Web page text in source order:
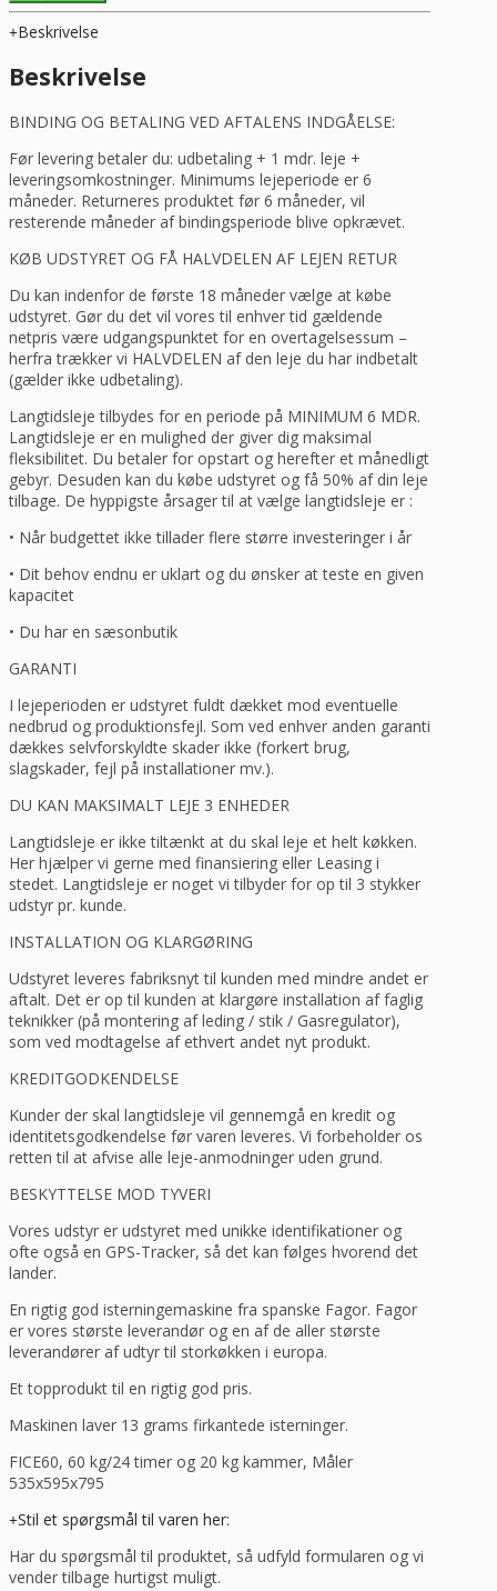
90
kg/24
timer,
Fagor
antal
Beskrivelse
Beskrivelse
BINDING OG BETALING VED AFTALENS INDGÅELSE:
Før levering betaler du: udbetaling + 1 mdr. leje +
leveringsomkostninger. Minimums lejeperiode er 6
måneder. Returneres produktet før 6 måneder, vil
resterende måneder af bindingsperiode blive opkrævet.
KØB UDSTYRET OG FÅ HALVDELEN AF LEJEN RETUR
Du kan indenfor de første 18 måneder vælge at købe
udstyret. Gør du det vil vores til enhver tid gældende
netpris være udgangspunktet for en overtagelsessum –
herfra trækker vi HALVDELEN af den leje du har indbetalt
(gælder ikke udbetaling).
Langtidsleje tilbydes for en periode på MINIMUM 6 MDR.
Langtidsleje er en mulighed der giver dig maksimal
fleksibilitet. Du betaler for opstart og herefter et månedligt
gebyr. Desuden kan du købe udstyret og få 50% af din leje
tilbage. De hyppigste årsager til at vælge langtidsleje er :
• Når budgettet ikke tillader flere større investeringer i år
• Dit behov endnu er uklart og du ønsker at teste en given
kapacitet
• Du har en sæsonbutik
GARANTI
I lejeperioden er udstyret fuldt dækket mod eventuelle
nedbrud og produktionsfejl. Som ved enhver anden garanti
dækkes selvforskyldte skader ikke (forkert brug,
slagskader, fejl på installationer mv.).
DU KAN MAKSIMALT LEJE 3 ENHEDER
Langtidsleje er ikke tiltænkt at du skal leje et helt køkken.
Her hjælper vi gerne med finansiering eller Leasing i
stedet. Langtidsleje er noget vi tilbyder for op til 3 stykker
udstyr pr. kunde.
INSTALLATION OG KLARGØRING
Udstyret leveres fabriksnyt til kunden med mindre andet er
aftalt. Det er op til kunden at klargøre installation af faglig
teknikker (på montering af leding / stik / Gasregulator),
som ved modtagelse af ethvert andet nyt produkt.
KREDITGODKENDELSE
Kunder der skal langtidsleje vil gennemgå en kredit og
identitetsgodkendelse før varen leveres. Vi forbeholder os
retten til at afvise alle leje-anmodninger uden grund.
BESKYTTELSE MOD TYVERI
Vores udstyr er udstyret med unikke identifikationer og
ofte også en GPS-Tracker, så det kan følges hvorend det
lander.
En rigtig god isterningemaskine fra spanske Fagor. Fagor
er vores største leverandør og en af de aller største
leverandører af udtyr til storkøkken i europa.
Et topprodukt til en rigtig god pris.
Maskinen laver 13 grams firkantede isterninger.
FICE60, 60 kg/24 timer og 20 kg kammer, Måler
535x595x795
Stil et spørgsmål til varen her:
Har du spørgsmål til produktet, så udfyld formularen og vi
vender tilbage hurtigst muligt.